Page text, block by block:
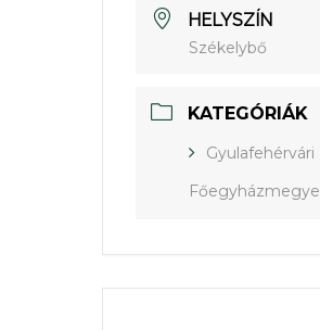
HELYSZÍN
Székelybő
KATEGÓRIÁK
Gyulafehérvári
Főegyházmegye